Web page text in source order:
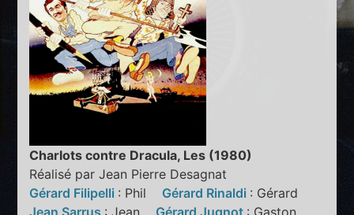
Charlots contre Dracula, Les (1980)
Réalisé par Jean Pierre Desagnat
Gérard Filipelli : Phil Gérard Rinaldi : Gérard